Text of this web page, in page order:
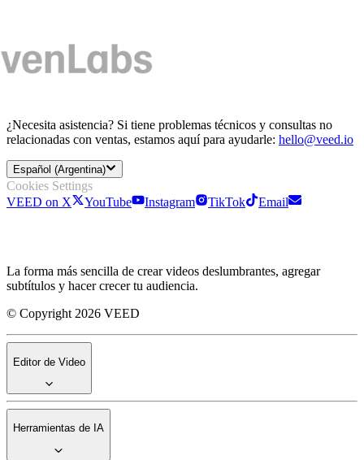
¿Necesita asistencia? Si tiene problemas técnicos y consultas no
relacionadas con ventas, estamos aquí para ayudarle: hello@veed.io
Español (Argentina)
Cookies Settings
VEED on X
YouTube Instagram TikTok Email
La forma más sencilla de crear videos deslumbrantes, agregar
subtítulos y hacer crecer tu audiencia.
© Copyright 2026 VEED
Editor de Video
Herramientas de IA